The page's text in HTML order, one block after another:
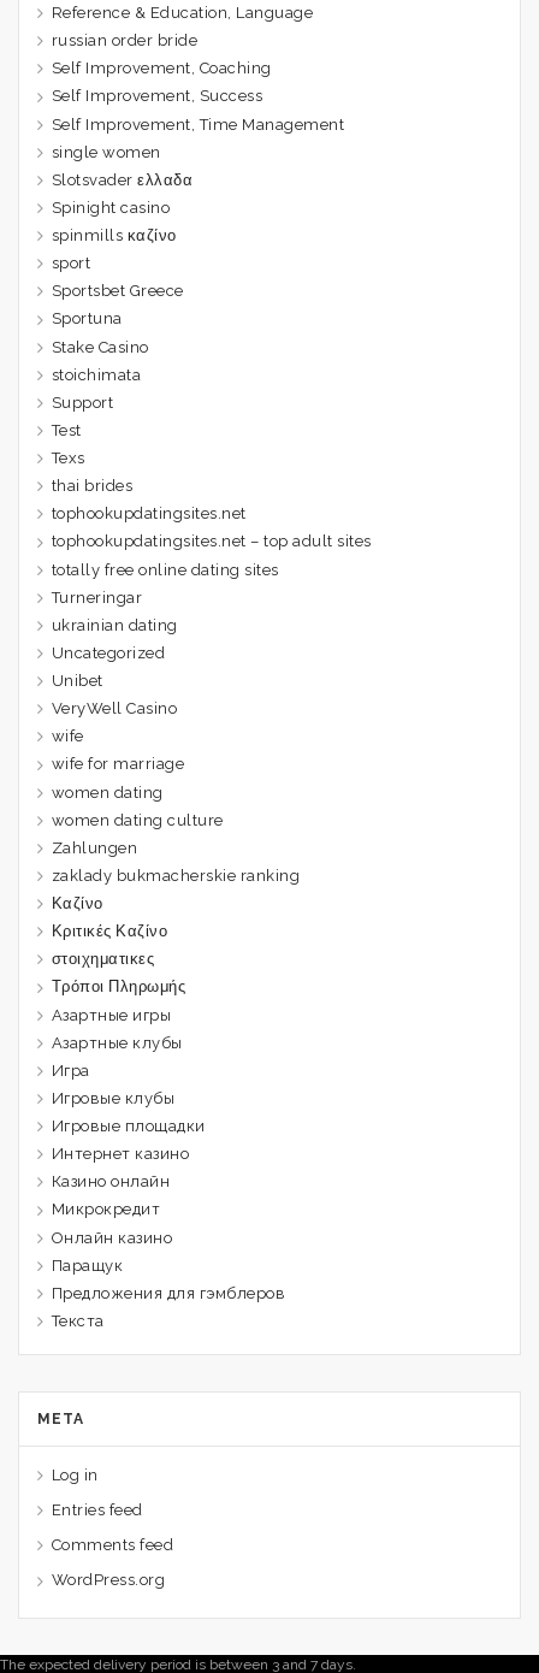
Reference & Education, Language
russian order bride
Self Improvement, Coaching
Self Improvement, Success
Self Improvement, Time Management
single women
Slotsvader ελλαδα
Spinight casino
spinmills καζίνο
sport
Sportsbet Greece
Sportuna
Stake Casino
stoichimata
Support
Test
Texs
thai brides
tophookupdatingsites.net
tophookupdatingsites.net – top adult sites
totally free online dating sites
Turneringar
ukrainian dating
Uncategorized
Unibet
VeryWell Casino
wife
wife for marriage
women dating
women dating culture
Zahlungen
zaklady bukmacherskie ranking
Καζίνο
Κριτικές Καζίνο
στοιχηματικες
Τρόποι Πληρωμής
Азартные игры
Азартные клубы
Игра
Игровые клубы
Игровые площадки
Интернет казино
Казино онлайн
Микрокредит
Онлайн казино
Паращук
Предложения для гэмблеров
Текста
META
Log in
Entries feed
Comments feed
WordPress.org
The expected delivery period is between 3 and 7 days.